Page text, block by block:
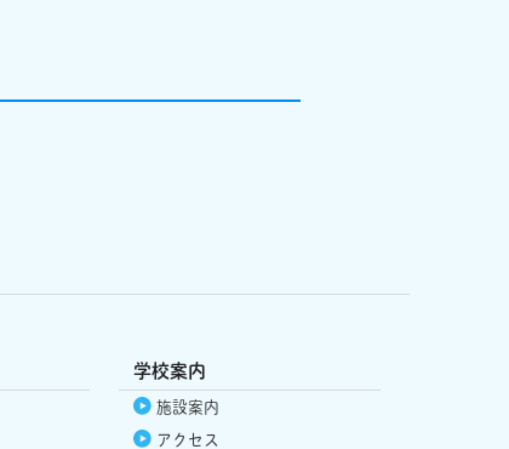
学校案内
施設案内
アクセス